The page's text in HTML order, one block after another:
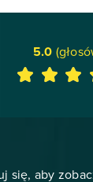
5.0
się, aby